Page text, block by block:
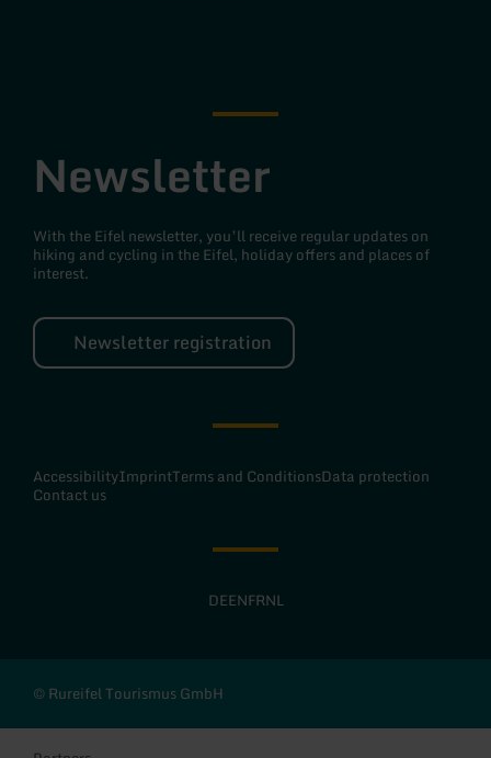
Newsletter
With the Eifel newsletter, you’ll receive regular updates on
hiking and cycling in the Eifel, holiday offers and places of
interest.
Newsletter registration
AccessibilityImprintTerms and ConditionsData protection
Contact us
DEENFRNL
© Rureifel Tourismus GmbH